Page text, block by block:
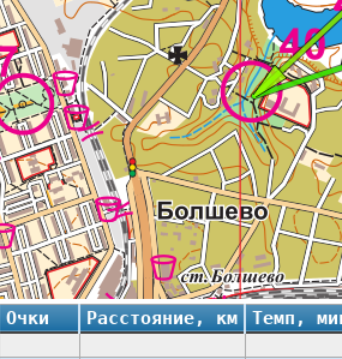
Очки Расстояние, км Темп,